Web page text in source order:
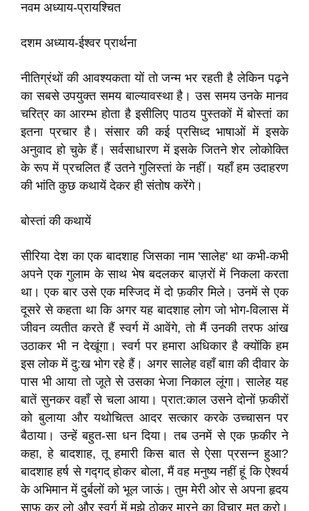
नवम अध्‍याय-प्रायश्चित
दशम अध्‍याय-ईश्‍वर प्रार्थना
नीतिग्रंथों की आवश्यकता यों तो जन्म भर रहती है लेकिन पढ़ने
का सबसे उपयुक्त समय बाल्यावस्था है। उस समय उनके मानव
चरित्र का आरम्भ होता है इसीलिए पाठय पुस्तकों में बोस्तां का
इतना प्रचार है। संसार की कई प्रसिध्द भाषाओं में इसके
अनुवाद हो चुके हैं। सर्वसाधारण में इसके जितने शेर लोकोक्ति
के रूप में प्रचलित हैं उतने गुलिस्तां के नहीं। यहाँ हम उदाहरण
की भांति कुछ कथायें देकर ही संतोष करेंगे।
बोस्तां की कथायें
सीरिया देश का एक बादशाह जिसका नाम 'सालेह' था कभी-कभी
अपने एक गुलाम के साथ भेष बदलकर बाज़रों में निकला करता
था। एक बार उसे एक मस्जिद में दो फ़कीर मिले। उनमें से एक
दूसरे से कहता था कि अगर यह बादशाह लोग जो भोग-विलास में
जीवन व्यतीत करते हैं स्वर्ग में आवेंगे, तो मैं उनकी तरफ आंख
उठाकर भी न देखूंगा। स्वर्ग पर हमारा अधिकार है क्योंकि हम
इस लोक में दु:ख भोग रहे हैं। अगर सालेह वहाँ बाग़ की दीवार के
पास भी आया तो जूते से उसका भेजा निकाल लूंगा। सालेह यह
बातें सुनकर वहाँ से चला आया। प्रात:काल उसने दोनों फ़कीरों
को बुलाया और यथोचित्‍त आदर सत्कार करके उच्चासन पर
बैठाया। उन्हें बहुत-सा धन दिया। तब उनमें से एक फ़कीर ने
कहा, हे बादशाह, तू हमारी किस बात से ऐसा प्रसन्न हुआ?
बादशाह हर्ष से गद्गद् होकर बोला, मैं वह मनुष्य नहीं हूं कि ऐश्‍वर्य
के अभिमान में दुर्बलों को भूल जाऊं। तुम मेरी ओर से अपना हृदय
साफ कर लो और स्वर्ग में मुझे ठोकर मारने का विचार मत करो।